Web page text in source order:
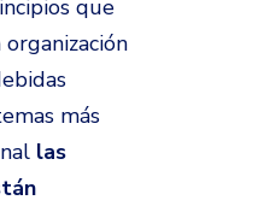
que
organización
más
las